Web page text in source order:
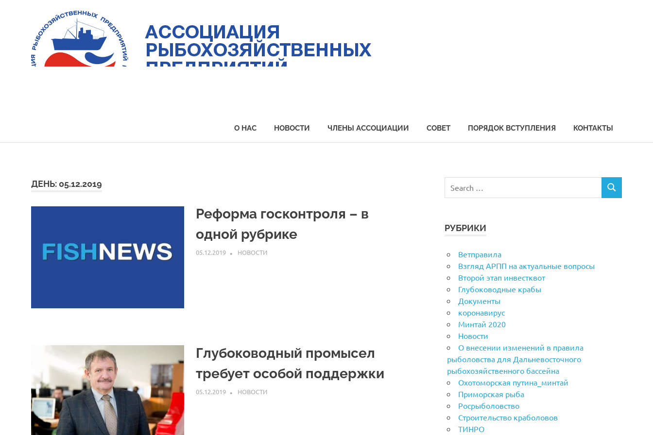
Приморья
О НАС НОВОСТИ ЧЛЕНЫ АССОЦИАЦИИ СОВЕТ ПОРЯДОК ВСТУПЛЕНИЯ КОНТАКТЫ
ДЕНЬ: 05.12.2019
Реформа госконтроля – в
одной рубрике
05.12.2019 ARPP
НОВОСТИ
Глубоководный промысел
требует особой поддержки
05.12.2019 ARPP
НОВОСТИ
РУБРИКИ
Ветправила
Взгляд АРПП на актуальные вопросы
Второй этап инвестквот
Глубоководные крабы
Документы
коронавирус
Минтай 2020
Новости
О внесении изменений в правила
рыболовства для Дальневосточного
рыбохозяйственного бассейна
Охотоморская путина_минтай
Приморская рыба
Росрыболовство
Строительство краболовов
ТИНРО